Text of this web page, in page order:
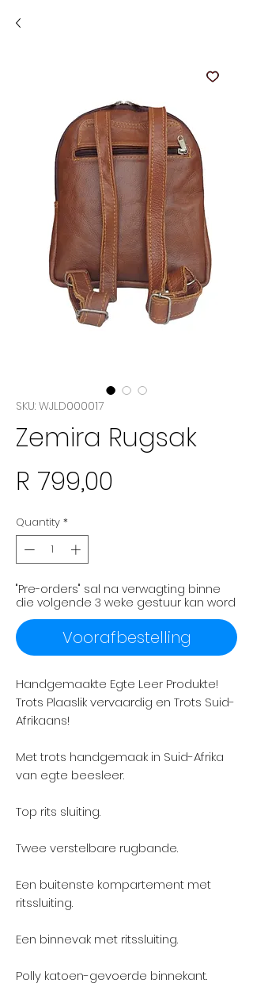
SKU: WJLD000017
Zemira Rugsak
R 799,00
Quantity *
"Pre-orders" sal na verwagting binne
die volgende 3 weke gestuur kan word
Voorafbestelling
Handgemaakte Egte Leer Produkte!
Trots Plaaslik vervaardig en Trots Suid-
Afrikaans!
Met trots handgemaak in Suid-Afrika
van egte beesleer.
Top rits sluiting.
Twee verstelbare rugbande.
Een buitenste kompartement met
ritssluiting.
Een binnevak met ritssluiting.
Polly katoen-gevoerde binnekant.